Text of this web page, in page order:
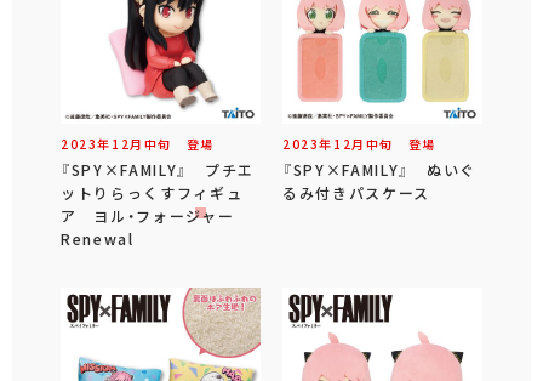
2023年 12 月 中旬 登場
『SPY×FAMILY』 プチエ
ットりらっくすフィギュ
ア ヨル・フォージャー
Renewal
2023年 12 月 中旬 登場
『SPY×FAMILY』 ぬいぐ
るみ付きパスケース